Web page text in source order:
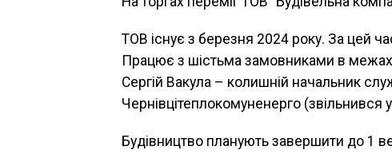
ТОВ існує з березня 2024 року. За цей
Працює з шістьма замовниками в межах
Сергій Вакула – колишній начальник
Чернівцітеплокомуненерго
Будівництво планують завершити до 1